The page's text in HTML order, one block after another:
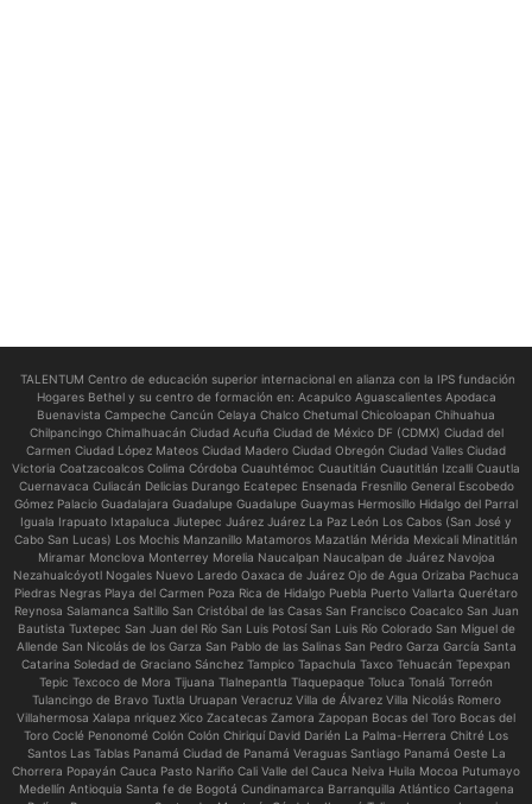
TALENTUM Centro de educación superior internacional en alianza con la IPS fundación
Hogares Bethel y su centro de formación en: Acapulco Aguascalientes Apodaca
Buenavista Campeche Cancún Celaya Chalco Chetumal Chicoloapan Chihuahua
Chilpancingo Chimalhuacán Ciudad Acuña Ciudad de México DF (CDMX) Ciudad del
Carmen Ciudad López Mateos Ciudad Madero Ciudad Obregón Ciudad Valles Ciudad
Victoria Coatzacoalcos Colima Córdoba Cuauhtémoc Cuautitlán Cuautitlán Izcalli Cuautla
Cuernavaca Culiacán Delicias Durango Ecatepec Ensenada Fresnillo General Escobedo
Gómez Palacio Guadalajara Guadalupe Guadalupe Guaymas Hermosillo Hidalgo del Parral
Iguala Irapuato Ixtapaluca Jiutepec Juárez Juárez La Paz León Los Cabos (San José y
Cabo San Lucas) Los Mochis Manzanillo Matamoros Mazatlán Mérida Mexicali Minatitlán
Miramar Monclova Monterrey Morelia Naucalpan Naucalpan de Juárez Navojoa
Nezahualcóyotl Nogales Nuevo Laredo Oaxaca de Juárez Ojo de Agua Orizaba Pachuca
Piedras Negras Playa del Carmen Poza Rica de Hidalgo Puebla Puerto Vallarta Querétaro
Reynosa Salamanca Saltillo San Cristóbal de las Casas San Francisco Coacalco San Juan
Bautista Tuxtepec San Juan del Río San Luis Potosí San Luis Río Colorado San Miguel de
Allende San Nicolás de los Garza San Pablo de las Salinas San Pedro Garza García Santa
Catarina Soledad de Graciano Sánchez Tampico Tapachula Taxco Tehuacán Tepexpan
Tepic Texcoco de Mora Tijuana Tlalnepantla Tlaquepaque Toluca Tonalá Torreón
Tulancingo de Bravo Tuxtla Uruapan Veracruz Villa de Álvarez Villa Nicolás Romero
Villahermosa Xalapa nriquez Xico Zacatecas Zamora Zapopan Bocas del Toro Bocas del
Toro Coclé Penonomé Colón Colón Chiriquí David Darién La Palma-Herrera Chitré Los
Santos Las Tablas Panamá Ciudad de Panamá Veraguas Santiago Panamá Oeste La
Chorrera Popayán Cauca Pasto Nariño Cali Valle del Cauca Neiva Huila Mocoa Putumayo
Medellín Antioquia Santa fe de Bogotá Cundinamarca Barranquilla Atlántico Cartagena